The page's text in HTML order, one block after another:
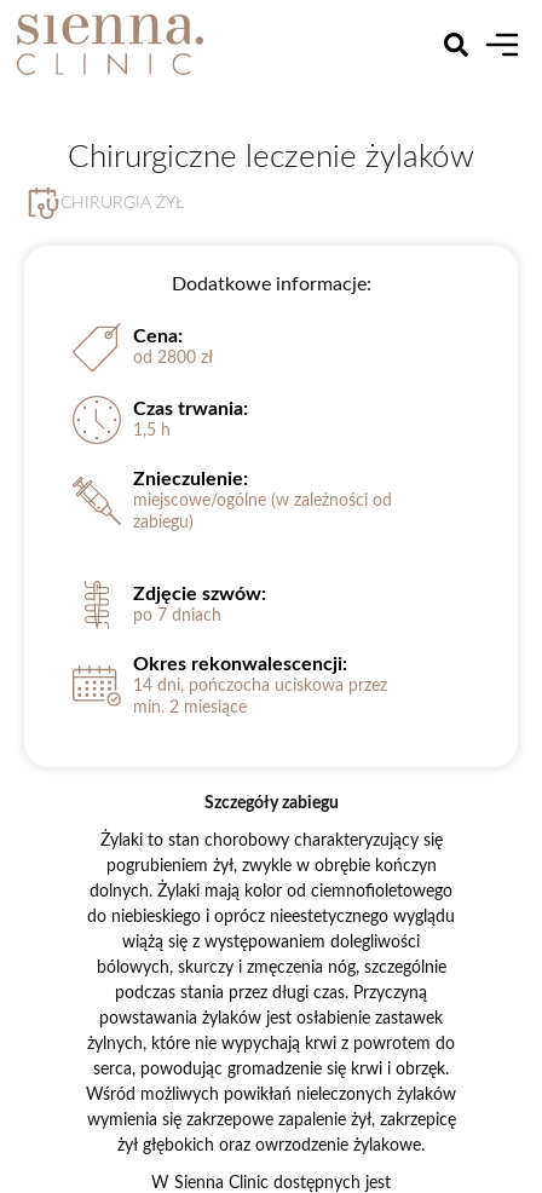
Chirurgiczne leczenie żylaków
CHIRURGIA ŻYŁ
Dodatkowe informacje:
Cena:
od 2800 zł
Czas trwania:
1,5 h
Znieczulenie:
miejscowe/ogólne (w zależności od
zabiegu)
Zdjęcie szwów:
po 7 dniach
Okres rekonwalescencji:
14 dni, pończocha uciskowa przez
min. 2 miesiące
Szczegóły zabiegu
Żylaki to stan chorobowy charakteryzujący się
pogrubieniem żył, zwykle w obrębie kończyn
dolnych. Żylaki mają kolor od ciemnofioletowego
do niebieskiego i oprócz nieestetycznego wyglądu
wiążą się z występowaniem dolegliwości
bólowych, skurczy i zmęczenia nóg, szczególnie
podczas stania przez długi czas. Przyczyną
powstawania żylaków jest osłabienie zastawek
żylnych, które nie wypychają krwi z powrotem do
serca, powodując gromadzenie się krwi i obrzęk.
Wśród możliwych powikłań nieleczonych żylaków
wymienia się zakrzepowe zapalenie żył, zakrzepicę
żył głębokich oraz owrzodzenie żylakowe.
W Sienna Clinic dostępnych jest